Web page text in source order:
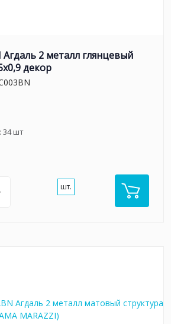
Агдаль 2 металл глянцевый
декор
34шт
шт.